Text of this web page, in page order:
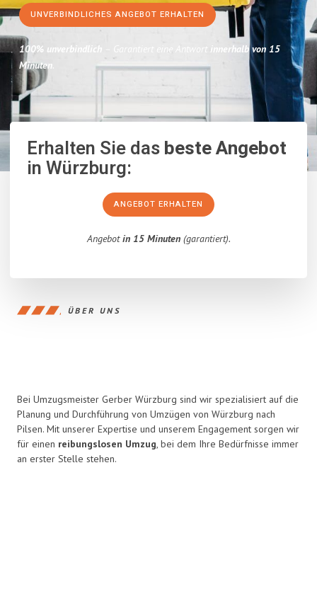
UNVERBINDLICHES ANGEBOT ERHALTEN
100% unverbindlich – Garantiert eine Antwort innerhalb von 15
Minuten.
Erhalten Sie dasbeste Angebot
in Würzburg:
ANGEBOT ERHALTEN
Angebotin 15 Minuten(garantiert).
ÜBER UNS
Bei Umzugsmeister Gerber Würzburg sind wir spezialisiert auf die
Planung und Durchführung von Umzügen von Würzburg nach
Pilsen. Mit unserer Expertise und unserem Engagement sorgen wir
für einen reibungslosen Umzug, bei dem Ihre Bedürfnisse immer
an erster Stelle stehen.